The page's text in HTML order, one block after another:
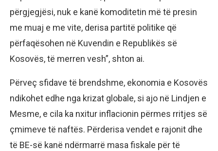
përgjegjësi, nuk e kanë komoditetin më të presin
me muaj e me vite, derisa partitë politike që
përfaqësohen në Kuvendin e Republikës së
Kosovës, të merren vesh”, shton ai.
Përveç sfidave të brendshme, ekonomia e Kosovës
ndikohet edhe nga krizat globale, si ajo në Lindjen e
Mesme, e cila ka nxitur inflacionin përmes rritjes së
çmimeve të naftës. Përderisa vendet e rajonit dhe
të BE-së kanë ndërmarrë masa fiskale për të